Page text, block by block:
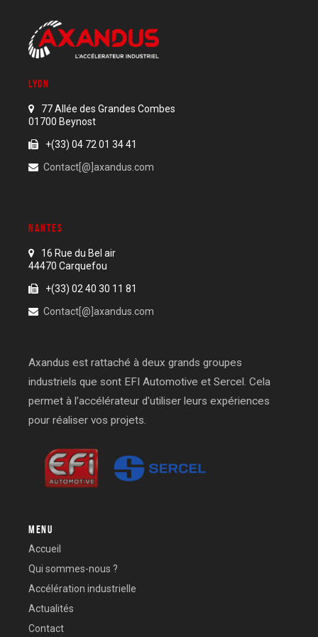
LYON
77 Allée des Grandes Combes
01700 Beynost
+(33) 04 72 01 34 41
Contact[@]axandus.com
NANTES
16 Rue du Bel air
44470 Carquefou
+(33) 02 40 30 11 81
Contact[@]axandus.com
Axandus est rattaché à deux grands groupes
industriels que sont EFI Automotive et Sercel. Cela
permet à l’accélérateur d'utiliser leurs expériences
pour réaliser vos projets.
MENU
Accueil
Qui sommes-nous ?
Accélération industrielle
Actualités
Contact